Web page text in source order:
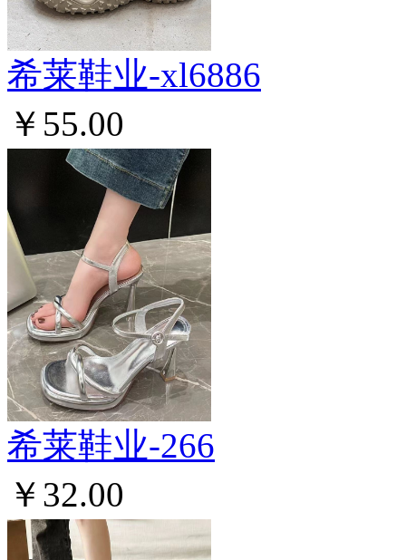
希莱鞋业-xl6886
￥55.00
希莱鞋业-266
￥32.00